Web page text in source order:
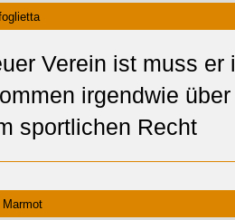
Verein ist muss
irgendwie
sportlichen Recht